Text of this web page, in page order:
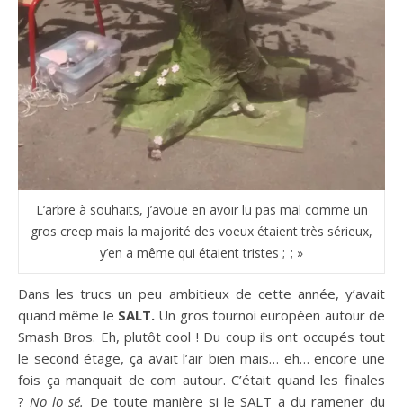
L’arbre à souhaits, j’avoue en avoir lu pas mal comme un
gros creep mais la majorité des voeux étaient très sérieux,
y’en a même qui étaient tristes ;_; »
Dans les trucs un peu ambitieux de cette année, y’avait
quand même le SALT. Un gros tournoi européen autour de
Smash Bros. Eh, plutôt cool ! Du coup ils ont occupés tout
le second étage, ça avait l’air bien mais… eh… encore une
fois ça manquait de com autour. C’était quand les finales
?No lo sé. De toute manière si le SALT a du ramener du